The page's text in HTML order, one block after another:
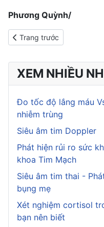
Phương Quỳnh/
Previous article: Cuối năm
Trang trước
XEM NHIỀU
Đo tốc độ lắng máu
nhiễm trùng
Siêu âm tim Doppler
Phát hiện rủi ro sức
khoa Tim Mạch
Siêu âm tim thai -
bụng mẹ
Xét nghiệm cortisol
bạn nên biết